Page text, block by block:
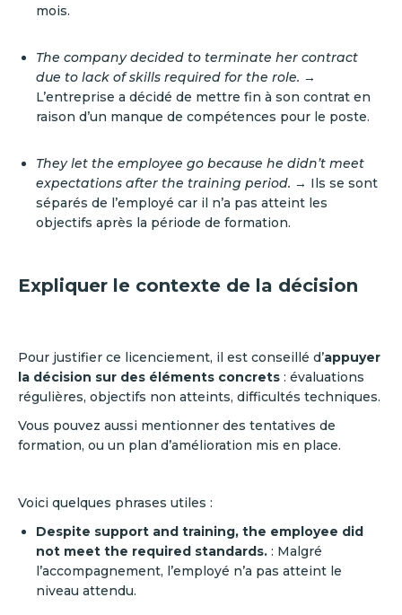
mois.
The company decided to terminate her contract
due to lack of skills required for the role. →
L’entreprise a décidé de mettre fin à son contrat en
raison d’un manque de compétences pour le poste.
They let the employee go because he didn’t meet
expectations after the training period. → Ils se sont
séparés de l’employé car il n’a pas atteint les
objectifs après la période de formation.
Expliquer le contexte de la décision
Pour justifier ce licenciement, il est conseillé d’appuyer
la décision sur des éléments concrets : évaluations
régulières, objectifs non atteints, difficultés techniques.
Vous pouvez aussi mentionner des tentatives de
formation, ou un plan d’amélioration mis en place.
Voici quelques phrases utiles :
Despite support and training, the employee did
not meet the required standards. : Malgré
l’accompagnement, l’employé n’a pas atteint le
niveau attendu.